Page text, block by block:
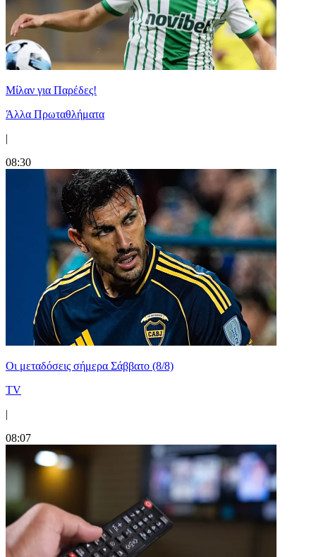
Μίλαν για Παρέδες!
Άλλα Πρωταθλήματα
|
08:30
Οι μεταδόσεις σήμερα Σάββατο (8/8)
TV
|
08:07